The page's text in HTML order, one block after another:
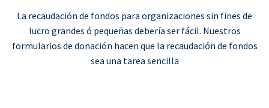
La recaudación de fondos para organizaciones sin fines de
lucro grandes ó pequeñas debería ser fácil. Nuestros
formularios de donación hacen que la recaudación de fondos
sea una tarea sencilla